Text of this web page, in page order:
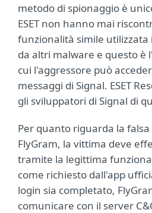
metodo di spionaggio è
ESET non hanno mai
funzionalità simile
da altri malware e questo è
cui l'aggressore può
messaggi di Signal. ESET
gli sviluppatori di Signal di
Per quanto riguarda la falsa
FlyGram, la vittima deve
tramite la legittima
come richiesto dall'app
login sia completato,
comunicare con il server